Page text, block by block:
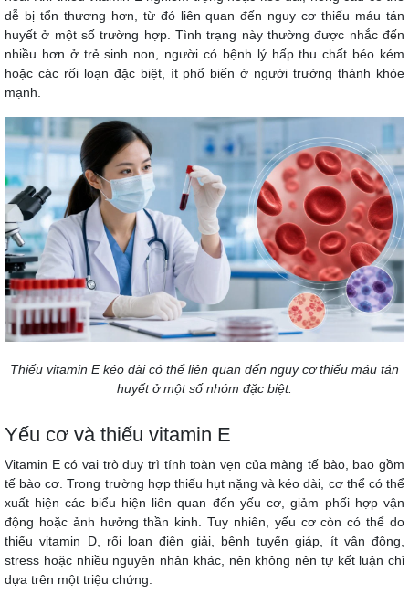
dễ bị tổn thương hơn, từ đó liên quan đến nguy cơ thiếu máu tán
huyết ở một số trường hợp. Tình trạng này thường được nhắc đến
nhiều hơn ở trẻ sinh non, người có bệnh lý hấp thu chất béo kém
hoặc các rối loạn đặc biệt, ít phổ biến ở người trưởng thành khỏe
mạnh.
Thiếu vitamin E kéo dài có thể liên quan đến nguy cơ thiếu máu tán
huyết ở một số nhóm đặc biệt.
Yếu cơ và thiếu vitamin E
Vitamin E có vai trò duy trì tính toàn vẹn của màng tế bào, bao gồm
tế bào cơ. Trong trường hợp thiếu hụt nặng và kéo dài, cơ thể có thể
xuất hiện các biểu hiện liên quan đến yếu cơ, giảm phối hợp vận
động hoặc ảnh hưởng thần kinh. Tuy nhiên, yếu cơ còn có thể do
thiếu vitamin D, rối loạn điện giải, bệnh tuyến giáp, ít vận động,
stress hoặc nhiều nguyên nhân khác, nên không nên tự kết luận chỉ
dựa trên một triệu chứng.